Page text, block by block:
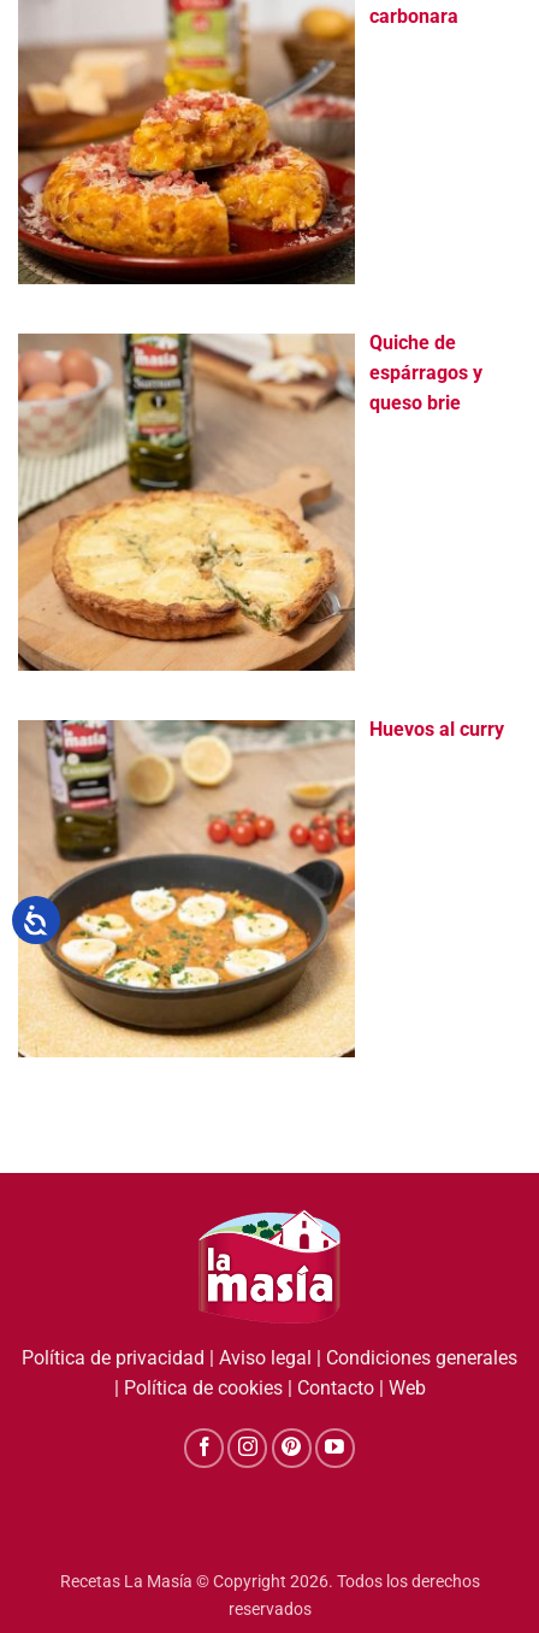
carbonara
Quiche de
espárragos y
queso brie
Huevos al curry
Política de privacidad Aviso legal
Condiciones generales
Política de cookies| Contacto| Web
Recetas La Masía © Copyright 2026. Todos los derechos
reservados